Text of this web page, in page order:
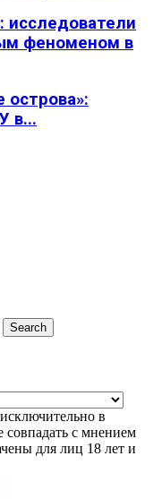
исследователи
феноменом в
острова»:
в...
Search
в
совпадать с мнением
для лиц 18 лет и